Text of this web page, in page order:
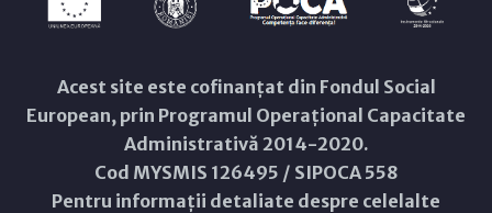
Acest site este cofinanțat din Fondul Social
European, prin Programul Operațional Capacitate
Administrativă 2014-2020.
Cod MYSMIS 126495 / SIPOCA 558
Pentru informații detaliate despre celelalte